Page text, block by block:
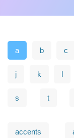
a b c
j k l
s t
accents